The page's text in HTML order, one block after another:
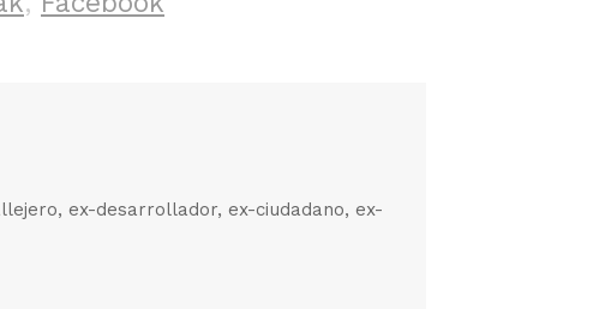
ex-desarrollador, ex-ciudadano, ex-